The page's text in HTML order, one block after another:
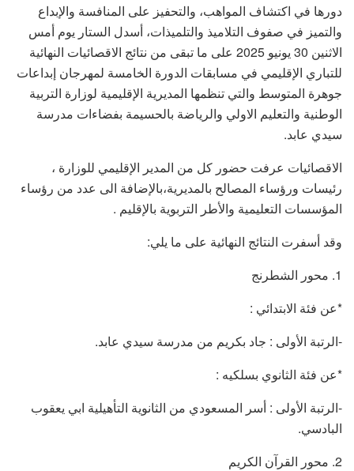
دورها في اكتشاف المواهب، والتحفيز على المنافسة والإبداع
والتميز في صفوف التلاميذ والتلميذات، أسدل الستار يوم أمس
الاثنين 30 يونيو 2025 على ما تبقى من نتائج الاقصائيات النهائية
للتباري الإقليمي في مسابقات الدورة الخامسة لمهرجان إبداعات
جوهرة المتوسط والتي تنظمها المديرية الإقليمية لوزارة التربية
الوطنية والتعليم الاولي والرياضة بالحسيمة بفضاءات مدرسة
سيدي عابد.
الاقصائيات عرفت حضور كل من المدير الإقليمي للوزارة ،
رئيسات ورؤساء المصالح بالمديرية،بالإضافة الى عدد من رؤساء
المؤسسات التعليمية والأطر التربوية بالإقليم .
وقد أسفرت النتائج النهائية على ما يلي:
1. محور الشطرنج
*عن فئة الابتدائي :
-الرتبة الأولى : جاد بكريم من مدرسة سيدي عابد.
*عن فئة الثانوي بسلكيه :
-الرتبة الأولى : أسر المسعودي من الثانوية التأهيلية ابي يعقوب
البادسي.
2. محور القرآن الكريم